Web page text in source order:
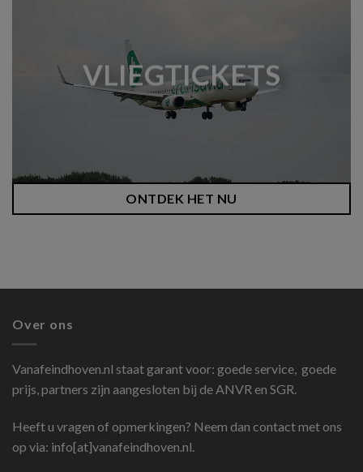
VLIEGTICKETS
ONTDEK HET NU
Over ons
Vanafeindhoven.nl staat garant voor: goede service, goede
prijs, partners zijn aangesloten bij de ANVR en SGR.
Heeft u vragen of opmerkingen? Neem dan contact met ons
op via: info[at]vanafeindhoven.nl.